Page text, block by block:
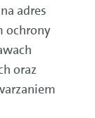
adres
ochrony
oraz